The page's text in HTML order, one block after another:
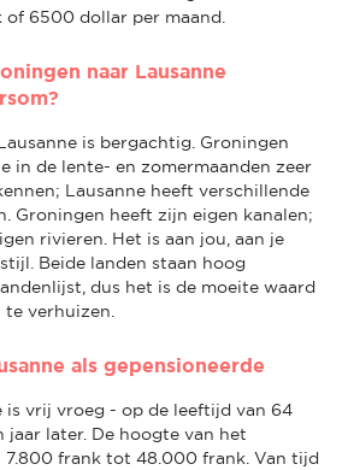
6500 dollar per maand.
naar Lausanne
is bergachtig. Groningen
in de lente- en zomermaanden zeer
Lausanne heeft verschillende
Groningen heeft zijn eigen kanalen;
rivieren. Het is aan jou, aan je
Beide landen staan hoog
dus het is de moeite waard
verhuizen.
als gepensioneerde
is vrij vroeg - op de leeftijd van 64
jaar later. De hoogte van het
7.800 frank tot 48.000 frank. Van tijd